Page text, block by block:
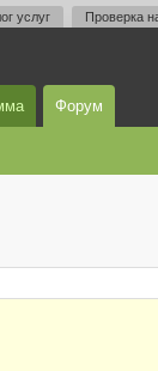
услуг Проверка
Форум